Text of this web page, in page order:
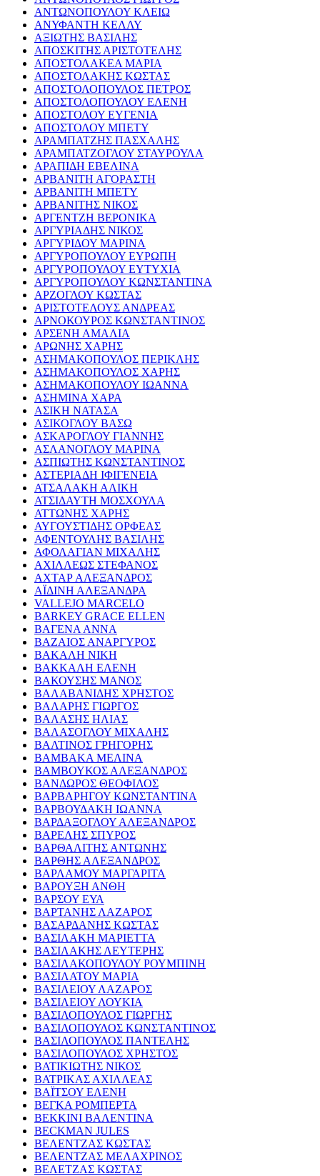
ΑΝΤΩΝΟΠΟΥΛΟΥ ΚΛΕΙΩ
ΑΝΥΦΑΝΤΗ ΚΕΛΛΥ
ΑΞΙΩΤΗΣ ΒΑΣΙΛΗΣ
ΑΠΟΣΚΙΤΗΣ ΑΡΙΣΤΟΤΕΛΗΣ
ΑΠΟΣΤΟΛΑΚΕΑ ΜΑΡΙΑ
ΑΠΟΣΤΟΛΑΚΗΣ ΚΩΣΤΑΣ
ΑΠΟΣΤΟΛΟΠΟΥΛΟΣ ΠΕΤΡΟΣ
ΑΠΟΣΤΟΛΟΠΟΥΛΟΥ ΕΛΕΝΗ
ΑΠΟΣΤΟΛΟΥ ΕΥΓΕΝΙΑ
ΑΠΟΣΤΟΛΟΥ ΜΠΕΤΥ
ΑΡΑΜΠΑΤΖΗΣ ΠΑΣΧΑΛΗΣ
ΑΡΑΜΠΑΤΖΟΓΛΟΥ ΣΤΑΥΡΟΥΛΑ
ΑΡΑΠΙΔΗ ΕΒΕΛΙΝΑ
ΑΡΒΑΝΙΤΗ ΑΓΟΡΑΣΤΗ
ΑΡΒΑΝΙΤΗ ΜΠΕΤΥ
ΑΡΒΑΝΙΤΗΣ ΝΙΚΟΣ
ΑΡΓΕΝΤΖΗ ΒΕΡΟΝΙΚΑ
ΑΡΓΥΡΙΑΔΗΣ ΝΙΚΟΣ
ΑΡΓΥΡΙΔΟΥ ΜΑΡΙΝΑ
ΑΡΓΥΡΟΠΟΥΛΟΥ ΕΥΡΩΠΗ
ΑΡΓΥΡΟΠΟΥΛΟΥ ΕΥΤΥΧΙΑ
ΑΡΓΥΡΟΠΟΥΛΟΥ ΚΩΝΣΤΑΝΤΙΝΑ
ΑΡΖΟΓΛΟΥ ΚΩΣΤΑΣ
ΑΡΙΣΤΟΤΕΛΟΥΣ ΑΝΔΡΕΑΣ
ΑΡΝΟΚΟΥΡΟΣ ΚΩΝΣΤΑΝΤΙΝΟΣ
ΑΡΣΕΝΗ ΑΜΑΛΙΑ
ΑΡΩΝΗΣ ΧΑΡΗΣ
ΑΣΗΜΑΚΟΠΟΥΛΟΣ ΠΕΡΙΚΛΗΣ
ΑΣΗΜΑΚΟΠΟΥΛΟΣ ΧΑΡΗΣ
ΑΣΗΜΑΚΟΠΟΥΛΟΥ ΙΩΑΝΝΑ
ΑΣΗΜΙΝΑ ΧΑΡΑ
ΑΣΙΚΗ ΝΑΤΑΣΑ
ΑΣΙΚΟΓΛΟΥ ΒΑΣΩ
ΑΣΚΑΡΟΓΛΟΥ ΓΙΑΝΝΗΣ
ΑΣΛΑΝΟΓΛΟΥ ΜΑΡΙΝΑ
ΑΣΠΙΩΤΗΣ ΚΩΝΣΤΑΝΤΙΝΟΣ
ΑΣΤΕΡΙΑΔΗ ΙΦΙΓΕΝΕΙΑ
ΑΤΣΑΛΑΚΗ ΑΛΙΚΗ
ΑΤΣΙΔΑΥΤΗ ΜΟΣΧΟΥΛΑ
ΑΤΤΩΝΗΣ ΧΑΡΗΣ
ΑΥΓΟΥΣΤΙΔΗΣ ΟΡΦΕΑΣ
ΑΦΕΝΤΟΥΛΗΣ ΒΑΣΙΛΗΣ
ΑΦΟΛΑΓΙΑΝ ΜΙΧΑΛΗΣ
ΑΧΙΛΛΕΩΣ ΣΤΕΦΑΝΟΣ
ΑΧΤΑΡ ΑΛΕΞΑΝΔΡΟΣ
ΑΪΔΙΝΗ ΑΛΕΞΑΝΔΡΑ
VALLEJO MARCELO
BARKEY GRACE ELLEN
ΒΑΓΕΝΑ ΑΝΝΑ
ΒΑΖΑΙΟΣ ΑΝΑΡΓΥΡΟΣ
ΒΑΚΑΛΗ ΝΙΚΗ
ΒΑΚΚΑΛΗ ΕΛΕΝΗ
ΒΑΚΟΥΣΗΣ ΜΑΝΟΣ
ΒΑΛΑΒΑΝΙΔΗΣ ΧΡΗΣΤΟΣ
ΒΑΛΑΡΗΣ ΓΙΩΡΓΟΣ
ΒΑΛΑΣΗΣ ΗΛΙΑΣ
ΒΑΛΑΣΟΓΛΟΥ ΜΙΧΑΛΗΣ
ΒΑΛΤΙΝΟΣ ΓΡΗΓΟΡΗΣ
ΒΑΜΒΑΚΑ ΜΕΛΙΝΑ
ΒΑΜΒΟΥΚΟΣ ΑΛΕΞΑΝΔΡΟΣ
ΒΑΝΔΩΡΟΣ ΘΕΟΦΙΛΟΣ
ΒΑΡΒΑΡΗΓΟΥ ΚΩΝΣΤΑΝΤΙΝΑ
ΒΑΡΒΟΥΔΑΚΗ ΙΩΑΝΝΑ
ΒΑΡΔΑΞΟΓΛΟΥ ΑΛΕΞΑΝΔΡΟΣ
ΒΑΡΕΛΗΣ ΣΠΥΡΟΣ
ΒΑΡΘΑΛΙΤΗΣ ΑΝΤΩΝΗΣ
ΒΑΡΘΗΣ ΑΛΕΞΑΝΔΡΟΣ
ΒΑΡΛΑΜΟΥ ΜΑΡΓΑΡΙΤΑ
ΒΑΡΟΥΞΗ ΑΝΘΗ
ΒΑΡΣΟΥ ΕΥΑ
ΒΑΡΤΑΝΗΣ ΛΑΖΑΡΟΣ
ΒΑΣΑΡΔΑΝΗΣ ΚΩΣΤΑΣ
ΒΑΣΙΛΑΚΗ ΜΑΡΙΕΤΤΑ
ΒΑΣΙΛΑΚΗΣ ΛΕΥΤΕΡΗΣ
ΒΑΣΙΛΑΚΟΠΟΥΛΟΥ ΡΟΥΜΠΙΝΗ
ΒΑΣΙΛΑΤΟΥ ΜΑΡΙΑ
ΒΑΣΙΛΕΙΟΥ ΛΑΖΑΡΟΣ
ΒΑΣΙΛΕΙΟΥ ΛΟΥΚΙΑ
ΒΑΣΙΛΟΠΟΥΛΟΣ ΓΙΩΡΓΗΣ
ΒΑΣΙΛΟΠΟΥΛΟΣ ΚΩΝΣΤΑΝΤΙΝΟΣ
ΒΑΣΙΛΟΠΟΥΛΟΣ ΠΑΝΤΕΛΗΣ
ΒΑΣΙΛΟΠΟΥΛΟΣ ΧΡΗΣΤΟΣ
ΒΑΤΙΚΙΩΤΗΣ ΝΙΚΟΣ
ΒΑΤΡΙΚΑΣ ΑΧΙΛΛΕΑΣ
ΒΑΪΤΣΟΥ ΕΛΕΝΗ
ΒΕΓΚΑ ΡΟΜΠΕΡΤΑ
ΒΕΚΚΙΝΙ ΒΑΛΕΝΤΙΝΑ
BECKMAN JULES
ΒΕΛΕΝΤΖΑΣ ΚΩΣΤΑΣ
ΒΕΛΕΝΤΖΑΣ ΜΕΛΑΧΡΙΝΟΣ
ΒΕΛΕΤΖΑΣ ΚΩΣΤΑΣ